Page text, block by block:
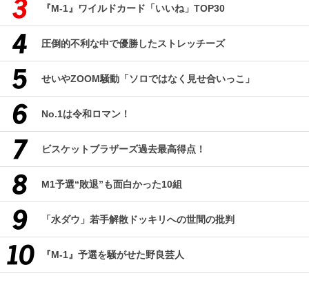
『M-1』ワイルドカード「いいね」TOP30
圧倒的不利な中で優勝したストレッチーズ
せいやZOOM騒動「ソロではなく見せ合いっこ」
No.1は令和ロマン！
ビスケットブラザーズ過去最高得点！
M1予選“敗退”も面白かった10組
「水ダウ」若手解散ドッキリへの世間の批判
『M-1』予選を騒がせた野良芸人